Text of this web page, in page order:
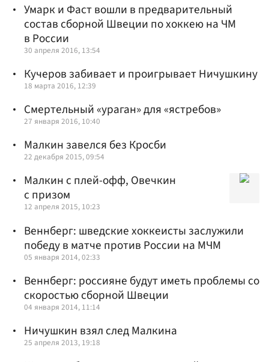
Умарк и Фаст вошли в предварительный
состав сборной Швеции по хоккею на ЧМ
в России
30 апреля 2016, 13:54
Кучеров забивает и проигрывает Ничушкину
18 марта 2016, 12:39
Смертельный «ураган» для «ястребов»
27 января 2016, 10:40
Малкин завелся без Кросби
22 декабря 2015, 09:54
Малкин с плей-офф, Овечкин
с призом
12 апреля 2015, 10:23
Веннберг: шведские хоккеисты заслужили
победу в матче против России на МЧМ
05 января 2014, 02:33
Веннберг: россияне будут иметь проблемы со
скоростью сборной Швеции
04 января 2014, 11:14
Ничушкин взял след Малкина
25 апреля 2013, 19:18